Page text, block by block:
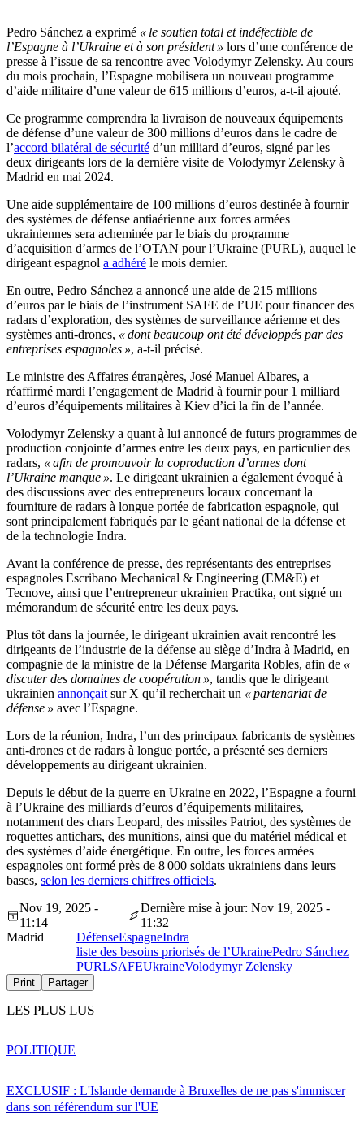
Pedro Sánchez a exprimé « le soutien total et indéfectible de
l’Espagne à l’Ukraine et à son président » lors d’une conférence de
presse à l’issue de sa rencontre avec Volodymyr Zelensky. Au cours
du mois prochain, l’Espagne mobilisera un nouveau programme
d’aide militaire d’une valeur de 615 millions d’euros, a-t-il ajouté.
Ce programme comprendra la livraison de nouveaux équipements
de défense d’une valeur de 300 millions d’euros dans le cadre de
l’accord bilatéral de sécurité d’un milliard d’euros, signé par les
deux dirigeants lors de la dernière visite de Volodymyr Zelensky à
Madrid en mai 2024.
Une aide supplémentaire de 100 millions d’euros destinée à fournir
des systèmes de défense antiaérienne aux forces armées
ukrainiennes sera acheminée par le biais du programme
d’acquisition d’armes de l’OTAN pour l’Ukraine (PURL), auquel le
dirigeant espagnol a adhéré le mois dernier.
En outre, Pedro Sánchez a annoncé une aide de 215 millions
d’euros par le biais de l’instrument SAFE de l’UE pour financer des
radars d’exploration, des systèmes de surveillance aérienne et des
systèmes anti-drones, « dont beaucoup ont été développés par des
entreprises espagnoles », a-t-il précisé.
Le ministre des Affaires étrangères, José Manuel Albares, a
réaffirmé mardi l’engagement de Madrid à fournir pour 1 milliard
d’euros d’équipements militaires à Kiev d’ici la fin de l’année.
Volodymyr Zelensky a quant à lui annoncé de futurs programmes de
production conjointe d’armes entre les deux pays, en particulier des
radars, « afin de promouvoir la coproduction d’armes dont
l’Ukraine manque ». Le dirigeant ukrainien a également évoqué à
des discussions avec des entrepreneurs locaux concernant la
fourniture de radars à longue portée de fabrication espagnole, qui
sont principalement fabriqués par le géant national de la défense et
de la technologie Indra.
Avant la conférence de presse, des représentants des entreprises
espagnoles Escribano Mechanical & Engineering (EM&E) et
Tecnove, ainsi que l’entrepreneur ukrainien Practika, ont signé un
mémorandum de sécurité entre les deux pays.
Plus tôt dans la journée, le dirigeant ukrainien avait rencontré les
dirigeants de l’industrie de la défense au siège d’Indra à Madrid, en
compagnie de la ministre de la Défense Margarita Robles, afin de «
discuter des domaines de coopération », tandis que le dirigeant
ukrainien annonçait sur X qu’il recherchait un « partenariat de
défense » avec l’Espagne.
Lors de la réunion, Indra, l’un des principaux fabricants de systèmes
anti-drones et de radars à longue portée, a présenté ses derniers
développements au dirigeant ukrainien.
Depuis le début de la guerre en Ukraine en 2022, l’Espagne a fourni
à l’Ukraine des milliards d’euros d’équipements militaires,
notamment des chars Leopard, des missiles Patriot, des systèmes de
roquettes antichars, des munitions, ainsi que du matériel médical et
des systèmes d’aide énergétique. En outre, les forces armées
espagnoles ont formé près de 8 000 soldats ukrainiens dans leurs
bases, selon les derniers chiffres officiels.
Nov 19, 2025 -
11:14
Dernière mise à jour: Nov 19, 2025 -
11:32
Madrid
DéfenseEspagneIndra
liste des besoins priorisés de l’UkrainePedro Sánchez
PURLSAFEUkraineVolodymyr Zelensky
Print Partager
LES PLUS LUS
EXCLUSIF : L'Islande demande à Bruxelles de ne pas s'immiscer
dans son référendum sur l'UE
POLITIQUE